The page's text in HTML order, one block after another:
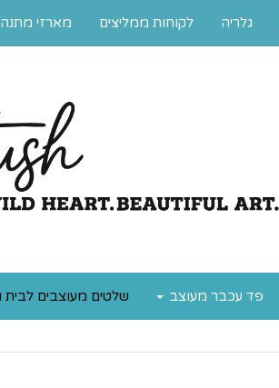
פד עכבר מעוצב שלטים מעוצבים לבית
גלריה לקוחות ממליצים מארזי מתנה